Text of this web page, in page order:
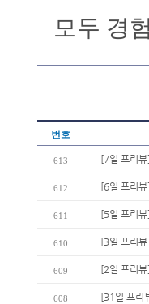
모두 경
번호
613 [7일 프리
612 [6일 프리
611 [5일 프리
610 [3일 프리
609 [2일 프리
608 [31일 프리